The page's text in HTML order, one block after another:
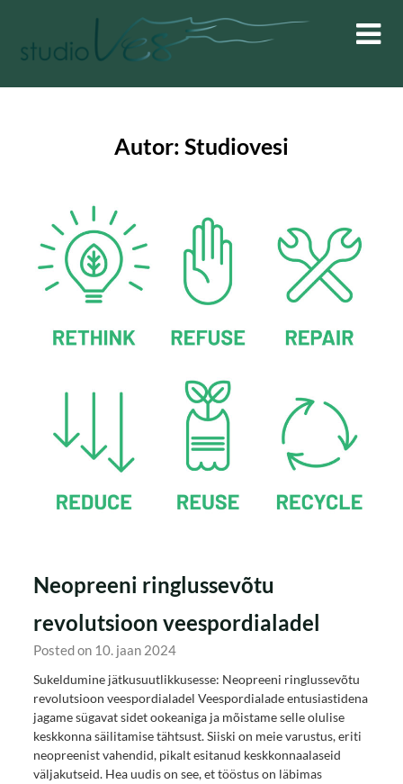
content
Autor: Studiovesi
Neopreeni ringlussevõtu
revolutsioon veespordialadel
Posted on 10. jaan 2024
Sukeldumine jätkusuutlikkusesse: Neopreeni ringlussevõtu
revolutsioon veespordialadel Veespordialade entusiastidena
jagame sügavat sidet ookeaniga ja mõistame selle olulise
keskkonna säilitamise tähtsust. Siiski on meie varustus, eriti
neopreenist vahendid, pikalt esitanud keskkonnaalaseid
väljakutseid. Hea uudis on see, et tööstus on läbimas